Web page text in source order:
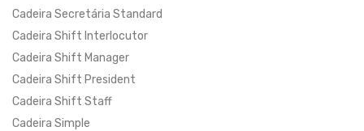
Cadeira Secretária Standard
Cadeira Shift Interlocutor
Cadeira Shift Manager
Cadeira Shift President
Cadeira Shift Staff
Cadeira Simple